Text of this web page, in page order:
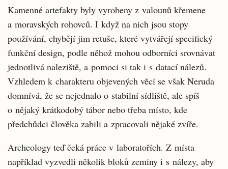
Kamenné artefakty byly vyrobeny z valounů křemene
a moravských rohovců. I když na nich jsou stopy
používání, chybějí jim retuše, které vytvářejí specifický
funkční design, podle něhož mohou odborníci srovnávat
jednotlivá naleziště, a pomoci si tak i s datací nálezů.
Vzhledem k charakteru objevených věcí se však Neruda
domnívá, že se nejednalo o stabilní sídliště, ale spíš
o nějaký krátkodobý tábor nebo třeba místo, kde
předchůdci člověka zabili a zpracovali nějaké zvíře.
Archeology teď čeká práce v laboratořích. Z místa
například vyzvedli několik bloků zeminy i s nálezy, aby